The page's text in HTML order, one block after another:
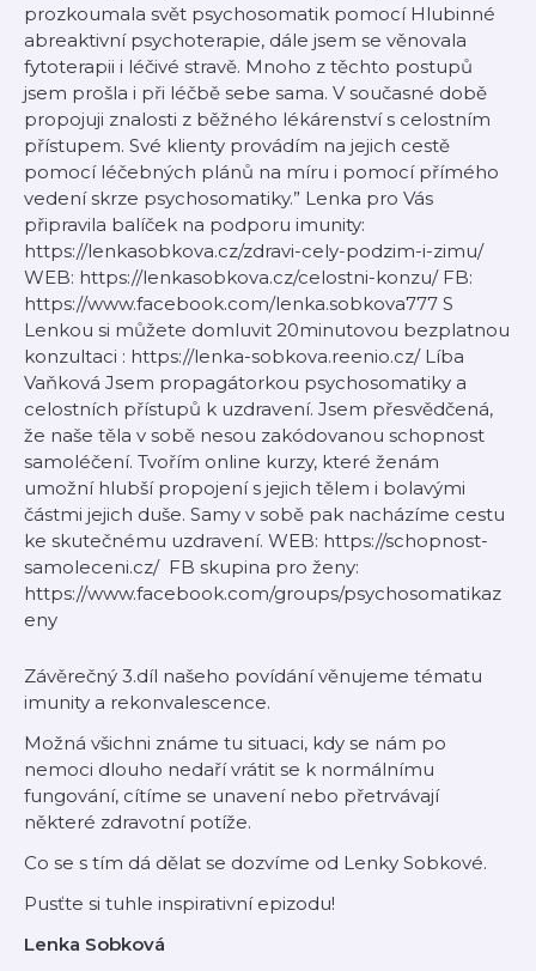
prozkoumala svět psychosomatik pomocí Hlubinné
abreaktivní psychoterapie, dále jsem se věnovala
fytoterapii i léčivé stravě. Mnoho z těchto postupů
jsem prošla i při léčbě sebe sama. V současné době
propojuji znalosti z běžného lékárenství s celostním
přístupem. Své klienty provádím na jejich cestě
pomocí léčebných plánů na míru i pomocí přímého
vedení skrze psychosomatiky.” Lenka pro Vás
připravila balíček na podporu imunity:
https://lenkasobkova.cz/zdravi-cely-podzim-i-zimu/
WEB: ⁠⁠https://lenkasobkova.cz/celostni-konzu/⁠⁠ FB:
⁠⁠https://www.facebook.com/lenka.sobkova777⁠⁠ S
Lenkou si můžete domluvit 20minutovou bezplatnou
konzultaci : ⁠⁠https://lenka-sobkova.reenio.cz/⁠⁠ Líba
Vaňková Jsem propagátorkou psychosomatiky a
celostních přístupů k uzdravení. Jsem přesvědčená,
že naše těla v sobě nesou zakódovanou schopnost
samoléčení. Tvořím online kurzy, které ženám
umožní hlubší propojení s jejich tělem i bolavými
částmi jejich duše. Samy v sobě pak nacházíme cestu
ke skutečnému uzdravení. WEB: ⁠⁠https://schopnost-
samoleceni.cz/⁠⁠ FB skupina pro ženy:
⁠⁠https://www.facebook.com/groups/psychosomatikaz
eny
Závěrečný 3.díl našeho povídání věnujeme tématu
imunity a rekonvalescence.
Možná všichni známe tu situaci, kdy se nám po
nemoci dlouho nedaří vrátit se k normálnímu
fungování, cítíme se unavení nebo přetrvávají
některé zdravotní potíže.
Co se s tím dá dělat se dozvíme od Lenky Sobkové.
Pusťte si tuhle inspirativní epizodu!
Lenka Sobková